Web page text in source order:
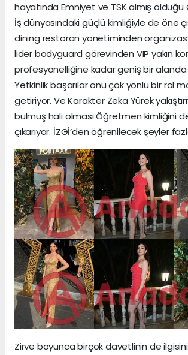
hayatında Emniyet ve TSK almış
İş dünyasındaki güçlü kimliğiyle de öne
dining restoran yönetiminden
lider bodyguard görevinden VIP yakın
profesyonelliğine kadar geniş bir
Yetkinlik başarılar onu çok yönlü bir rol
getiriyor. Ve Karakter Zeka Yürek
bulmuş hali olması Öğretmen kimliğini
çıkarıyor. İZGİ’den öğrenilecek şeyler
Zirve boyunca birçok davetlinin de